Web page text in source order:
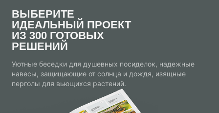
ВЫБЕРИТЕ
ИДЕАЛЬНЫЙ ПРОЕКТ
ИЗ 300 ГОТОВЫХ
РЕШЕНИЙ
Уютные беседки для душевных посиделок, надежные
навесы, защищающие от солнца и дождя, изящные
перголы для вьющихся растений.